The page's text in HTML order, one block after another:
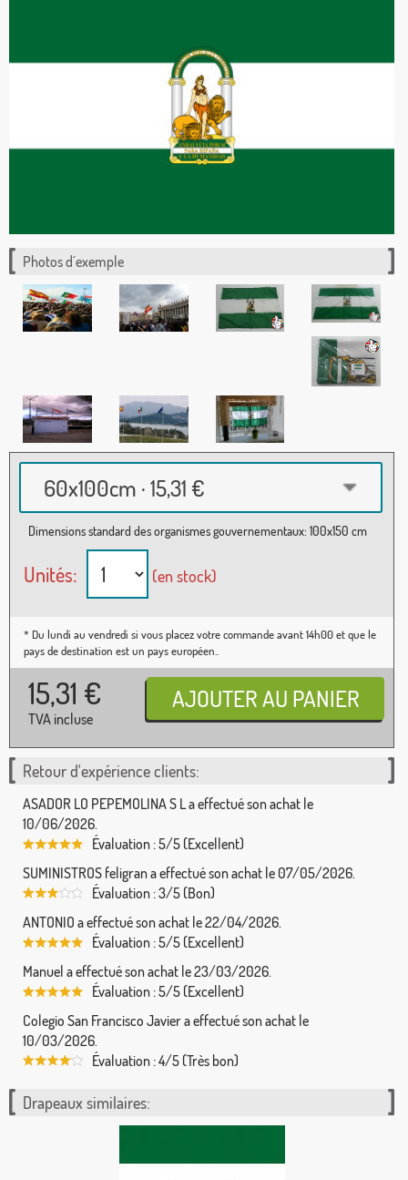
Photos d´exemple
60x100cm · 15,31 €
Dimensions standard des organismes gouvernementaux: 100x150 cm
Unités: (en stock)
* Du lundi au vendredi si vous placez votre commande avant 14h00 et que le
pays de destination est un pays européen..
15,31 €
TVA incluse
Retour d'expérience clients:
ASADOR LO PEPEMOLINA S L a effectué son achat le
10/06/2026.
Évaluation : 5/5 (Excellent)
SUMINISTROS feligran a effectué son achat le 07/05/2026.
Évaluation : 3/5 (Bon)
ANTONIO a effectué son achat le 22/04/2026.
Évaluation : 5/5 (Excellent)
Manuel a effectué son achat le 23/03/2026.
Évaluation : 5/5 (Excellent)
Colegio San Francisco Javier a effectué son achat le
10/03/2026.
Évaluation : 4/5 (Très bon)
Drapeaux similaires: